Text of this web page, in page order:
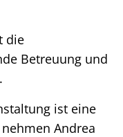
die
Betreuung und
ist eine
Andrea